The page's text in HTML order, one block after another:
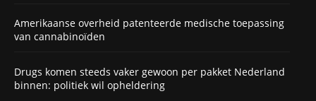
Amerikaanse overheid patenteerde medische toepassing
van cannabinoïden
Drugs komen steeds vaker gewoon per pakket Nederland
binnen: politiek wil opheldering